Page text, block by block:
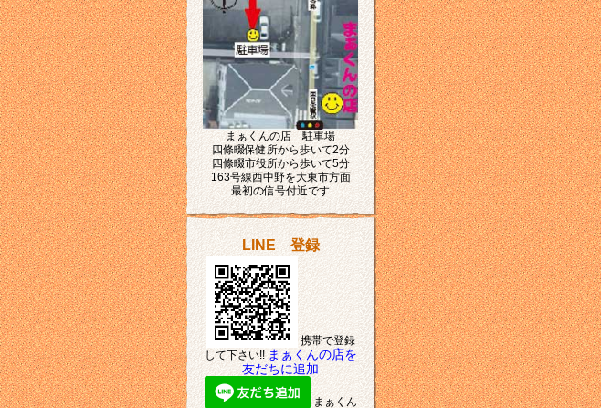
まぁくんの店 駐車場
四條畷保健所から歩いて2分
四條畷市役所から歩いて5分
163号線西中野を大東市方面
最初の信号付近です
LINE 登録
携帯で登録
して下さい!!まぁくんの店を
友だちに追加
まぁくん